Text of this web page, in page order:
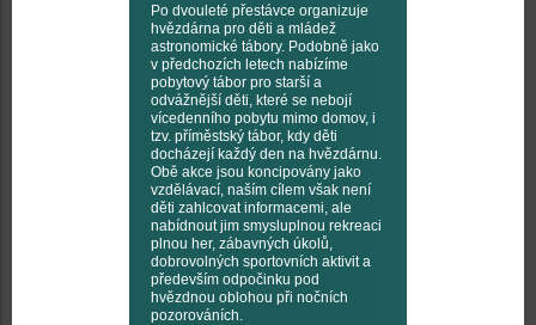
Po dvouleté přestávce organizuje
hvězdárna pro děti a mládež
astronomické tábory. Podobně jako
v předchozích letech nabízíme
pobytový tábor pro starší a
odvážnější děti, které se nebojí
vícedenního pobytu mimo domov, i
tzv. příměstský tábor, kdy děti
docházejí každý den na hvězdárnu.
Obě akce jsou koncipovány jako
vzdělávací, naším cílem však není
děti zahlcovat informacemi, ale
nabídnout jim smysluplnou rekreaci
plnou her, zábavných úkolů,
dobrovolných sportovních aktivit a
především odpočinku pod
hvězdnou oblohou při nočních
pozorováních.